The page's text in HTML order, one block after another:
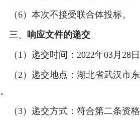
（6）本次不接受联合体投标。
三、 响应文件的递交
（ 1） 递交时间： 2022年03 月 28
（ 2） 递交地点：湖北省武汉市
。
（3） 递交方式：符合第二条资